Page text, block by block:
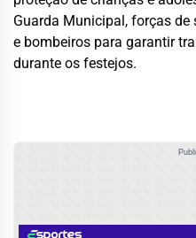
Guarda Municipal, forças de
e bombeiros para garantir
durante os festejos.